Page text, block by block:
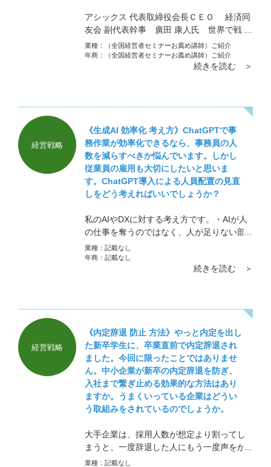
アシックス 代表取締役会長ＣＥＯ 経済同
友会 副代表幹事 廣田 康人氏 世界で戦う
アシックスの「創業哲学と経営改革」
業種：
（全国経営者セミナーお薦め講師）ご紹介
年商：
（全国経営者セミナーお薦め講師）ご紹介
続きを読む ＞
経営戦略
《生成AI 効率化 考え方》ChatGPTで事
務作業が効率化できるなら、事務員の人
数を減らすべきか悩んでいます。しかし
従業員の雇用も大切にしたいと思いま
す。ChatGPT導入による人員配置の見直
しをどう考えればいいでしょうか？
私のAIやDXに対する考え方です。・AIが人
の仕事を奪うのではなく、人が足りない部
分をAIで補う ・DXは目的ではなく、あく
まで目標数字を達成させるための手段であ
る ・目標数字を持った上での効率化をす
業種： 記載なし
年商： 記載なし
続きを読む ＞
経営戦略
《内定辞退 防止 方法》やっと内定を出し
た新卒学生に、卒業直前で内定辞退され
ました。今回に限ったことではありませ
ん。中小企業が新卒の内定辞退を防ぎ、
入社まで繋ぎ止める効果的な方法はあり
ますか。うまくいっている企業はどうい
う取組みをされているのでしょうか。
大手企業は、採用人数が想定より割ってし
まうと、一度辞退した人にもう一度声をか
けたりしてくるものです。そこで内定者を
業種： 記載なし